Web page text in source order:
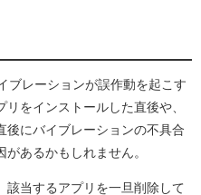
ブレーションが誤作動を起こす
をインストールした直後や、
後にバイブレーションの不具合
あるかもしれません。
該当するアプリを一旦削除して